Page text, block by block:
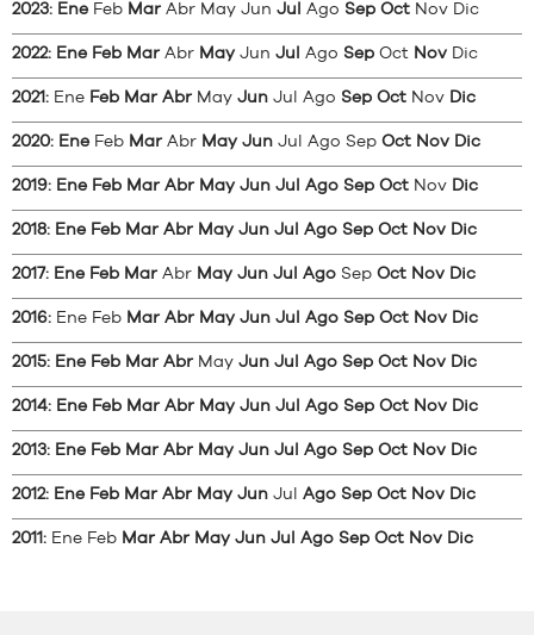
2023: Ene Feb Mar Abr May Jun Jul Ago Sep Oct Nov Dic
2022: Ene Feb Mar Abr May Jun Jul Ago Sep Oct Nov Dic
2021: Ene Feb Mar Abr May Jun Jul Ago Sep Oct Nov Dic
2020: Ene Feb Mar Abr May Jun Jul Ago Sep Oct Nov Dic
2019: Ene Feb Mar Abr May Jun Jul Ago Sep Oct Nov Dic
2018: Ene Feb Mar Abr May Jun Jul Ago Sep Oct Nov Dic
2017: Ene Feb Mar Abr May Jun Jul Ago Sep Oct Nov Dic
2016: Ene Feb Mar Abr May Jun Jul Ago Sep Oct Nov Dic
2015: Ene Feb Mar Abr May Jun Jul Ago Sep Oct Nov Dic
2014: Ene Feb Mar Abr May Jun Jul Ago Sep Oct Nov Dic
2013: Ene Feb Mar Abr May Jun Jul Ago Sep Oct Nov Dic
2012: Ene Feb Mar Abr May Jun Jul Ago Sep Oct Nov Dic
2011: Ene Feb Mar Abr May Jun Jul Ago Sep Oct Nov Dic